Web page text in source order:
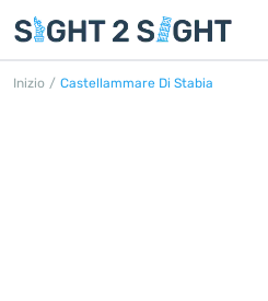
Inizio / Castellammare Di Stabia